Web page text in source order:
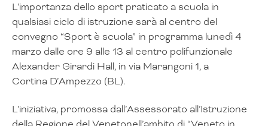
L’importanza dello sport praticato a scuola in
qualsiasi ciclo di istruzione sarà al centro del
convegno “Sport è scuola” in programma lunedì 4
marzo dalle ore 9 alle 13 al centro polifunzionale
Alexander Girardi Hall, in via Marangoni 1, a
Cortina D’Ampezzo (BL).
L’iniziativa, promossa dall’Assessorato all’Istruzione